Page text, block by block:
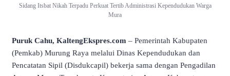
Sidang Itsbat Nikah Terpadu Perkuat Tertib Administrasi Kependudukan Warga
Mura
Puruk Cahu, KaltengEkspres.com – Pemerintah Kabupaten
(Pemkab) Murung Raya melalui Dinas Kependudukan dan
Pencatatan Sipil (Disdukcapil) bekerja sama dengan Pengadilan